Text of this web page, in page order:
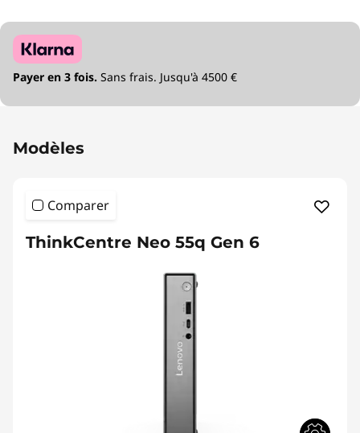
Payer en 3 fois. Sans frais. Jusqu'à 4500 €
Modèles
Comparer
ThinkCentre Neo 55q Gen 6